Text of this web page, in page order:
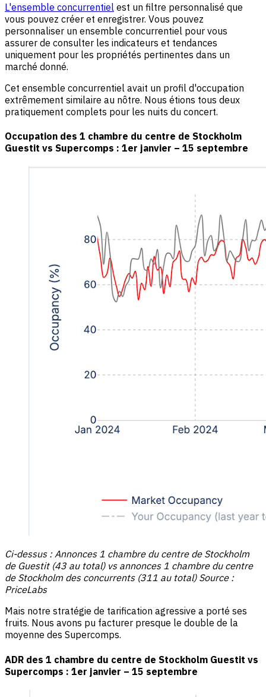
L'ensemble concurrentiel est un filtre personnalisé que
vous pouvez créer et enregistrer. Vous pouvez
personnaliser un ensemble concurrentiel pour vous
assurer de consulter les indicateurs et tendances
uniquement pour les propriétés pertinentes dans un
marché donné.
Cet ensemble concurrentiel avait un profil d'occupation
extrêmement similaire au nôtre. Nous étions tous deux
pratiquement complets pour les nuits du concert.
Occupation des 1 chambre du centre de Stockholm
Guestit vs Supercomps : 1er janvier – 15 septembre
Ci-dessus : Annonces 1 chambre du centre de Stockholm
de Guestit (43 au total) vs annonces 1 chambre du centre
de Stockholm des concurrents (311 au total) Source :
PriceLabs
Mais notre stratégie de tarification agressive a porté ses
fruits. Nous avons pu facturer presque le double de la
moyenne des Supercomps.
ADR des 1 chambre du centre de Stockholm Guestit vs
Supercomps : 1er janvier – 15 septembre